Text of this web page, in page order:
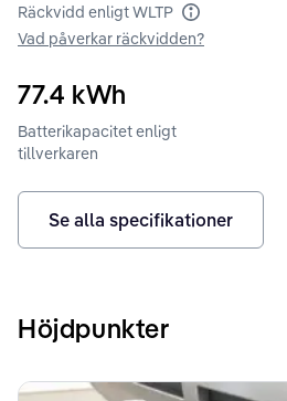
Räckvidd enligt WLTP Räckvidd
Vad påverkar räckvidden?
77.4 kWh
Batterikapacitet enligt
tillverkaren
Se alla specifikationer
Höjdpunkter